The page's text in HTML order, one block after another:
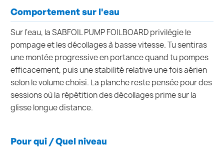
Comportement sur l'eau
Sur l'eau, la SABFOIL PUMP FOILBOARD privilégie le
pompage et les décollages à basse vitesse. Tu sentiras
une montée progressive en portance quand tu pompes
efficacement, puis une stabilité relative une fois aérien
selon le volume choisi. La planche reste pensée pour des
sessions où la répétition des décollages prime sur la
glisse longue distance.
Pour qui / Quel niveau